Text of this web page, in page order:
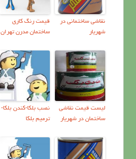
نقاشی ساختمانی در
شهریار
قیمت رنگ کاری
ساختمان مدرن تهران
ليست قيمت نقاشي
ساختمان در شهریار
نصب بلکا-کندن بلکا-
ترمیم بلکا